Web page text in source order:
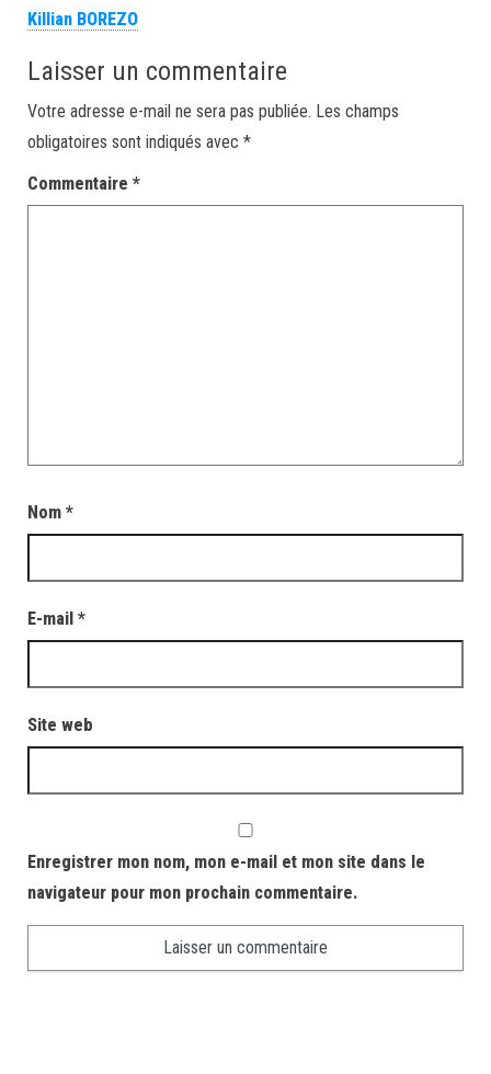
Killian BOREZO
Laisser un commentaire
Votre adresse e-mail ne sera pas publiée. Les champs
obligatoires sont indiqués avec *
Commentaire *
Nom *
E-mail *
Site web
Enregistrer mon nom, mon e-mail et mon site dans le
navigateur pour mon prochain commentaire.